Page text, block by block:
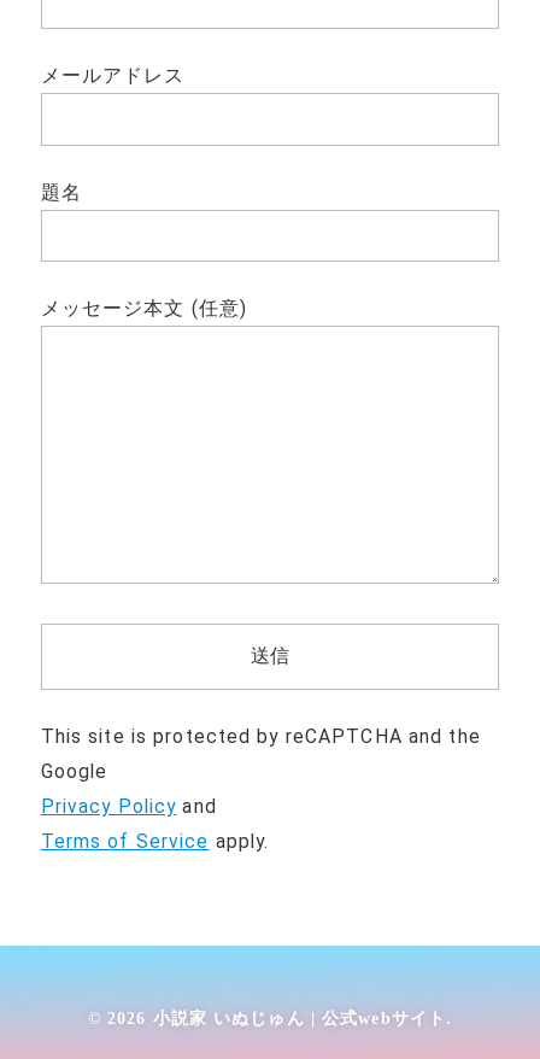
メールアドレス
題名
メッセージ本文 (任意)
This site is protected by reCAPTCHA and the
Google
Privacy Policy and
Terms of Service apply.
© 2026 小説家 いぬじゅん | 公式webサイト .